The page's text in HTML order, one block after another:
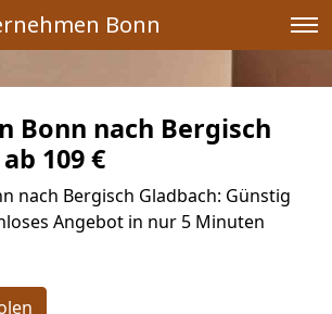
Bonn
Bonn nach Bergisch
109 €
nach Bergisch Gladbach: Günstig
Angebot in nur 5 Minuten